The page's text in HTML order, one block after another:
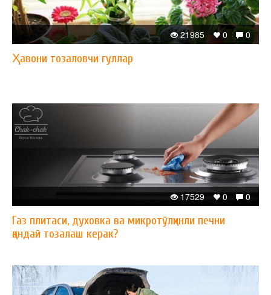
0
0
21985
Ҳавони тозаловчи гуллар
0
0
17529
Газ плитаси, духовка ва микротўлқинли печни
қандай тозалаш керак?